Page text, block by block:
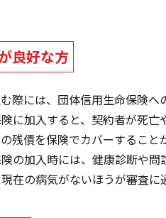
良好な方
際には、団体信用生命保険へ
に加入すると、契約者が死
残債を保険でカバーすること
の加入時には、健康診断や問
在の病気がないほうが審査に